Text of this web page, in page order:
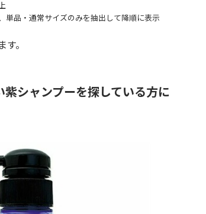
単品・通常サイズのみを抽出して降順に表示
。
シャンプーを探している方に